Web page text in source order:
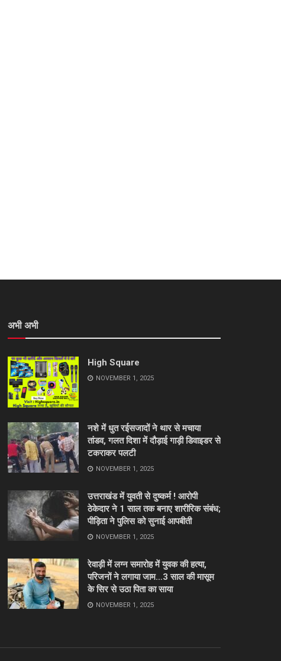
अभी अभी
High Square
NOVEMBER 1, 2025
नशे में धुत रईसजादों ने थार से मचाया
तांडव, गलत दिशा में दौड़ाई गाड़ी डिवाइडर से
टकराकर पलटी
NOVEMBER 1, 2025
उत्तराखंड में युवती से दुष्कर्म ! आरोपी
ठेकेदार ने 1 साल तक बनाए शारीरिक संबंध;
पीड़िता ने पुलिस को सुनाई आपबीती
NOVEMBER 1, 2025
रेवाड़ी में लग्न समारोह में युवक की हत्या,
परिजनों ने लगाया जाम…3 साल की मासूम
के सिर से उठा पिता का साया
NOVEMBER 1, 2025